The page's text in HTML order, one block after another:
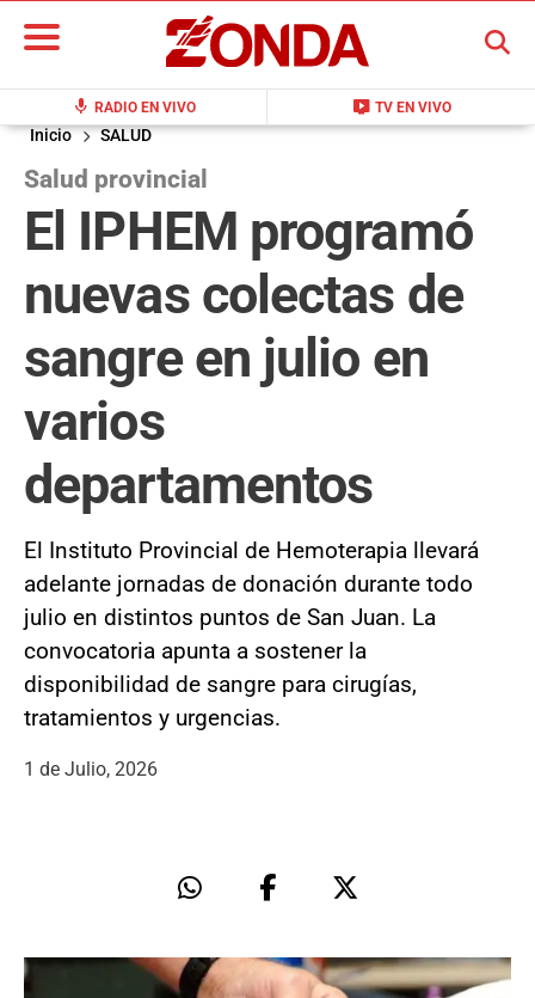
mic RADIO EN VIVO live_tv TV EN VIVO
BUSCAR
Inicio SALUD
Salud provincial
El IPHEM programó
nuevas colectas de
sangre en julio en
varios
departamentos
El Instituto Provincial de Hemoterapia llevará
adelante jornadas de donación durante todo
julio en distintos puntos de San Juan. La
convocatoria apunta a sostener la
disponibilidad de sangre para cirugías,
tratamientos y urgencias.
1 de Julio, 2026